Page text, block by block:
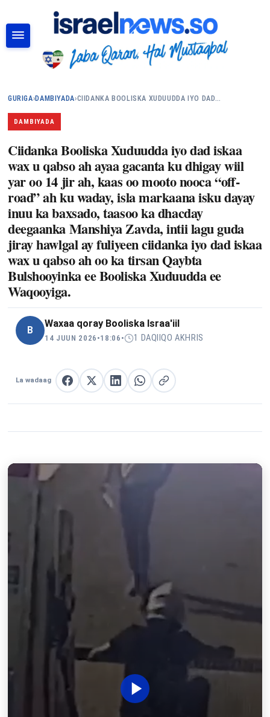
GURIGA›DAMBIYADA›CIIDANKA BOOLISKA XUDUUDDA IYO DAD…
DAMBIYADA
Ciidanka Booliska Xuduudda iyo dad iskaa
wax u qabso ah ayaa gacanta ku dhigay wiil
yar oo 14 jir ah, kaas oo mooto nooca “off-
road” ah ku waday, isla markaana isku dayay
inuu ka baxsado, taasoo ka dhacday
deegaanka Manshiya Zavda, intii lagu guda
jiray hawlgal ay fuliyeen ciidanka iyo dad iskaa
wax u qabso ah oo ka tirsan Qaybta
Bulshooyinka ee Booliska Xuduudda ee
Waqooyiga.
B
Waxaa qoray Booliska Israa'iil
14 JUUN 2026 •18:06 • 1 DAQIIQO AKHRIS
La wadaag La wadaag Facebook
La wadaag XLa wadaag LinkedIn
La wadaag WhatsApp
Nuqul link